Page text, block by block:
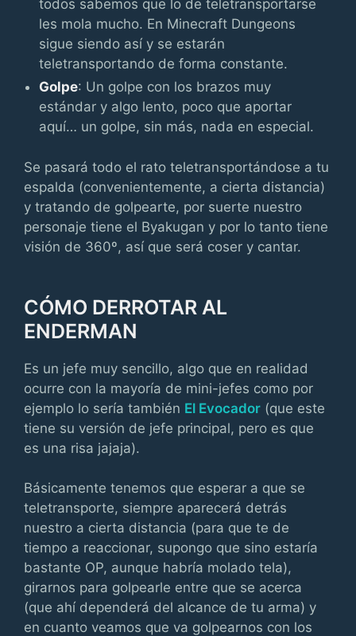
todos sabemos que lo de teletransportarse
les mola mucho. En Minecraft Dungeons
sigue siendo así y se estarán
teletransportando de forma constante.
Golpe: Un golpe con los brazos muy
estándar y algo lento, poco que aportar
aquí… un golpe, sin más, nada en especial.
Se pasará todo el rato teletransportándose a tu
espalda (convenientemente, a cierta distancia)
y tratando de golpearte, por suerte nuestro
personaje tiene el Byakugan y por lo tanto tiene
visión de 360º, así que será coser y cantar.
CÓMO DERROTAR AL
ENDERMAN
Es un jefe muy sencillo, algo que en realidad
ocurre con la mayoría de mini-jefes como por
ejemplo lo sería también El Evocador (que este
tiene su versión de jefe principal, pero es que
es una risa jajaja).
Básicamente tenemos que esperar a que se
teletransporte, siempre aparecerá detrás
nuestro a cierta distancia (para que te de
tiempo a reaccionar, supongo que sino estaría
bastante OP, aunque habría molado tela),
girarnos para golpearle entre que se acerca
(que ahí dependerá del alcance de tu arma) y
en cuanto veamos que va golpearnos con los